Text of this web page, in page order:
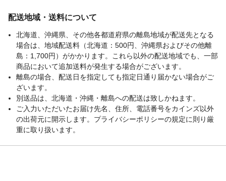
配送地域・送料について
北海道、沖縄県、その他各都道府県の離島地域が配送先となる
場合は、地域配送料（北海道：500円、沖縄県およびその他離
島：1,700円）がかかります。これら以外の配送地域でも、一部
商品において追加送料が発生する場合がございます。
離島の場合、配送日を指定しても指定日通り届かない場合がご
ざいます。
別送品は、北海道・沖縄・離島への配送は致しかねます。
ご入力いただいたお届け先名、住所、電話番号をカインズ以外
の出荷元に開示します。プライバシーポリシーの規定に則り厳
重に取り扱います。